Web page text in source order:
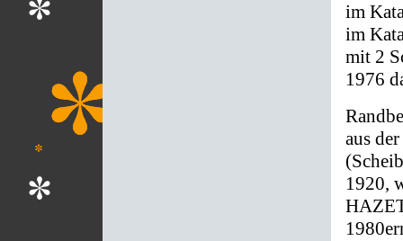
im
im
mit 2
1976
aus
1920,